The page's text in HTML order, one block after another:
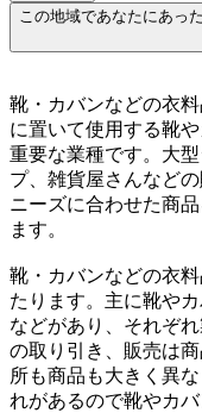
この地域であなたにあっ
靴・カバンなどの衣
に置いて使用する靴
重要な業種です。大
プ、雑貨屋さんなど
ニーズに合わせた商
ます。
靴・カバンなどの衣
たります。主に靴や
などがあり、それぞ
の取り引き、販売は
所も商品も大きく異
れがあるので靴やカ